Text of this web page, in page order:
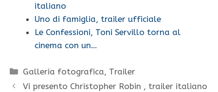
italiano
Uno di famiglia, trailer ufficiale
Le Confessioni, Toni Servillo torna al
cinema con un…
Categorie
Galleria fotografica, Trailer
Vi presento Christopher Robin , trailer italiano